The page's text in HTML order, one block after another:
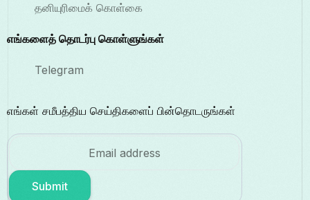
தனியுரிமைக் கொள்கை
எங்களைத் தொடர்பு கொள்ளுங்கள்
Telegram
எங்கள் சமீபத்திய செய்திகளைப் பின்தொடருங்கள்
Submit